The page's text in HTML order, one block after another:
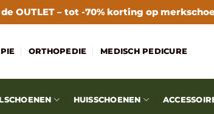
OUTLET– tot -70% korting op
ORTHOPEDIE MEDISCH PEDICURE
HUISSCHOENEN